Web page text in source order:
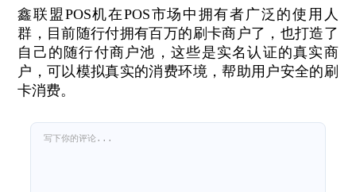
鑫联盟POS机在POS市场中拥有者广泛的使用人
群，目前随行付拥有百万的刷卡商户了，也打造了
自己的随行付商户池，这些是实名认证的真实商
户，可以模拟真实的消费环境，帮助用户安全的刷
卡消费。